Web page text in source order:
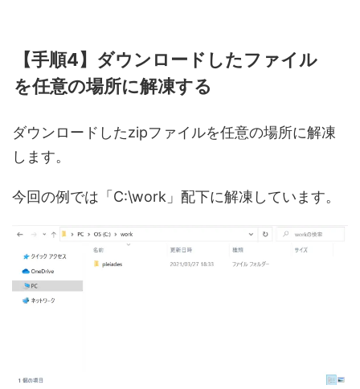
【手順4】ダウンロードしたファイル
を任意の場所に解凍する
ダウンロードしたzipファイルを任意の場所に解凍
します。
今回の例では「C:\work」配下に解凍しています。